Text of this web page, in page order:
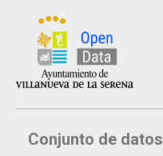
Inicio
Datos
Conjunto de datos